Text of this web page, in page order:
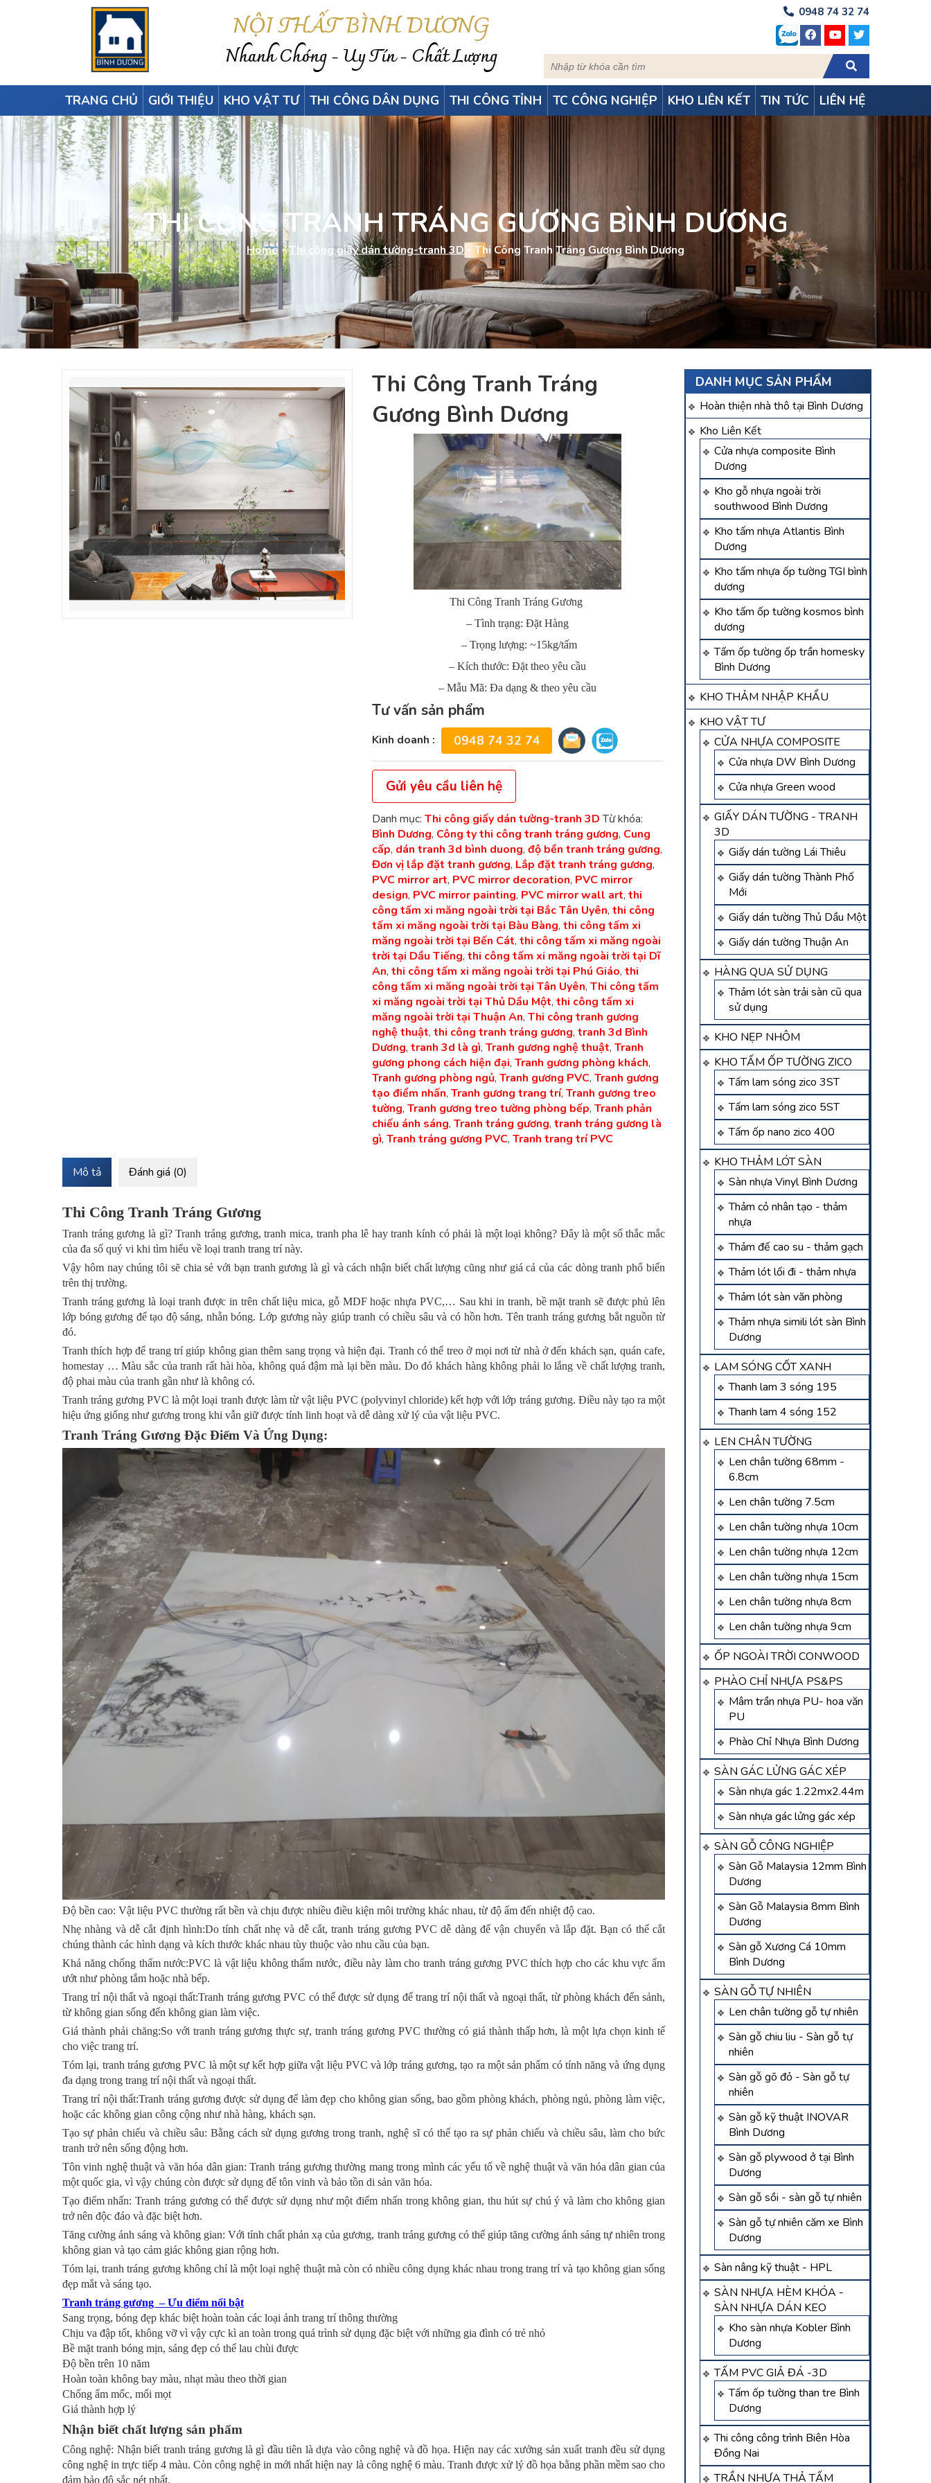
NỘI THẤT BÌNH DƯƠNG
Nhanh Chóng - Uy Tín - Chất Lượng
0948 74 32 74
TRANG CHỦ GIỚI THIỆU KHO VẬT TƯ THI CÔNG DÂN DỤNG THI CÔNG TỈNH TC CÔNG NGHIỆP KHO LIÊN KẾT TIN TỨC LIÊN HỆ
THI CÔNG TRANH TRÁNG GƯƠNG BÌNH DƯƠNG
Home -Thi công giấy dán tường-tranh 3D - Thi Công Tranh Tráng Gương Bình Dương
DANH MỤC SẢN PHẨM
Hoàn thiện nhà thô tại Bình Dương
Kho Liên Kết
Cửa nhựa composite Bình
Dương
Kho gỗ nhựa ngoài trời
southwood Bình Dương
Kho tấm nhựa Atlantis Bình
Dương
Kho tấm nhựa ốp tường TGI bình
dương
Kho tấm ốp tường kosmos bình
dương
Tấm ốp tường ốp trần homesky
Bình Dương
KHO THẢM NHẬP KHẨU
KHO VẬT TƯ
CỬA NHỰA COMPOSITE
Cửa nhựa DW Bình Dương
Cửa nhựa Green wood
GIẤY DÁN TƯỜNG - TRANH
3D
Giấy dán tường Lái Thiêu
Giấy dán tường Thành Phố
Mới
Giấy dán tường Thủ Dầu Một
Giấy dán tường Thuận An
HÀNG QUA SỬ DỤNG
Thảm lót sàn trải sàn cũ qua
sử dụng
KHO NẸP NHÔM
KHO TẤM ỐP TƯỜNG ZICO
Tấm lam sóng zico 3ST
Tấm lam sóng zico 5ST
Tấm ốp nano zico 400
KHO THẢM LÓT SÀN
Sàn nhựa Vinyl Bình Dương
Thảm cỏ nhân tạo - thảm
nhựa
Thảm đế cao su - thảm gạch
Thảm lót lối đi - thảm nhựa
Thảm lót sàn văn phòng
Thảm nhựa simili lót sàn Bình
Dương
LAM SÓNG CỐT XANH
Thanh lam 3 sóng 195
Thanh lam 4 sóng 152
LEN CHÂN TƯỜNG
Len chân tường 68mm -
6.8cm
Len chân tường 7.5cm
Len chân tường nhựa 10cm
Len chân tường nhựa 12cm
Len chân tường nhựa 15cm
Len chân tường nhựa 8cm
Len chân tường nhựa 9cm
ỐP NGOÀI TRỜI CONWOOD
PHÀO CHỈ NHỰA PS&PS
Mâm trần nhựa PU- hoa văn
PU
Phào Chỉ Nhựa Bình Dương
SÀN GÁC LỬNG GÁC XÉP
Sàn nhựa gác 1.22mx2.44m
Sàn nhựa gác lửng gác xép
SÀN GỖ CÔNG NGHIỆP
Sàn Gỗ Malaysia 12mm Bình
Dương
Sàn Gỗ Malaysia 8mm Bình
Dương
Sàn gỗ Xương Cá 10mm
Bình Dương
SÀN GỖ TỰ NHIÊN
Len chân tường gỗ tự nhiên
Sàn gỗ chiu liu - Sàn gỗ tự
nhiên
Sàn gỗ gõ đỏ - Sàn gỗ tự
nhiên
Sàn gỗ kỹ thuật INOVAR
Bình Dương
Sàn gỗ plywood ở tại Bình
Dương
Sàn gỗ sồi - sàn gỗ tự nhiên
Sàn gỗ tự nhiên căm xe Bình
Dương
Sàn nâng kỹ thuật - HPL
SÀN NHỰA HÈM KHÓA -
SÀN NHỰA DÁN KEO
Kho sàn nhựa Kobler Bình
Dương
TẤM PVC GIẢ ĐÁ -3D
Tấm ốp tường than tre Bình
Dương
Thi công công trình Biên Hòa
Đồng Nai
TRẦN NHỰA THẢ TẤM
Thi Công Tranh Tráng
Gương Bình Dương
Thi Công Tranh Tráng Gương
– Tình trạng: Đặt Hàng
– Trọng lượng: ~15kg/tấm
– Kích thước: Đặt theo yêu cầu
– Mẫu Mã: Đa dạng & theo yêu cầu
Tư vấn sản phẩm
Kinh doanh : 0948 74 32 74
Gửi yêu cầu liên hệ
Danh mục: Thi công giấy dán tường-tranh 3D Từ khóa:
Bình Dương, Công ty thi công tranh tráng gương, Cung
cấp, dán tranh 3d bình duong, độ bền tranh tráng gương,
Đơn vị lắp đặt tranh gương, Lắp đặt tranh tráng gương,
PVC mirror art, PVC mirror decoration, PVC mirror
design, PVC mirror painting, PVC mirror wall art, thi
công tấm xi măng ngoài trời tại Bắc Tân Uyên, thi công
tấm xi măng ngoài trời tại Bàu Bàng, thi công tấm xi
măng ngoài trời tại Bến Cát, thi công tấm xi măng ngoài
trời tại Dầu Tiếng, thi công tấm xi măng ngoài trời tại Dĩ
An, thi công tấm xi măng ngoài trời tại Phú Giáo, thi
công tấm xi măng ngoài trời tại Tân Uyên, Thi công tấm
xi măng ngoài trời tại Thủ Dầu Một, thi công tấm xi
măng ngoài trời tại Thuận An, Thi công tranh gương
nghệ thuật, thi công tranh tráng gương, tranh 3d Bình
Dương, tranh 3d là gì, Tranh gương nghệ thuật, Tranh
gương phong cách hiện đại, Tranh gương phòng khách,
Tranh gương phòng ngủ, Tranh gương PVC, Tranh gương
tạo điểm nhấn, Tranh gương trang trí, Tranh gương treo
tường, Tranh gương treo tường phòng bếp, Tranh phản
chiếu ánh sáng, Tranh tráng gương, tranh tráng gương là
gì, Tranh tráng gương PVC, Tranh trang trí PVC
Mô tả Đánh giá (0)
Thi Công Tranh Tráng Gương
Tranh tráng gương là gì? Tranh tráng gương, tranh mica, tranh pha lê hay tranh kính có phải là một loại không? Đây là một số thắc mắc
của đa số quý vi khi tìm hiểu về loại tranh trang trí này.
Vậy hôm nay chúng tôi sẽ chia sẻ với bạn tranh gương là gì và cách nhận biết chất lượng cũng như giá cả của các dòng tranh phổ biến
trên thị trường.
Tranh tráng gương là loại tranh được in trên chất liệu mica, gỗ MDF hoặc nhựa PVC,… Sau khi in tranh, bề mặt tranh sẽ được phủ lên
lớp bóng gương để tạo độ sáng, nhẵn bóng. Lớp gương này giúp tranh có chiều sâu và có hồn hơn. Tên tranh tráng gương bắt nguồn từ
đó.
Tranh thích hợp để trang trí giúp không gian thêm sang trọng và hiện đại. Tranh có thể treo ở mọi nơi từ nhà ở đến khách sạn, quán cafe,
homestay … Màu sắc của tranh rất hài hòa, không quá đậm mà lại bền màu. Do đó khách hàng không phải lo lắng về chất lượng tranh,
độ phai màu của tranh gần như là không có.
Tranh tráng gương PVC là một loại tranh được làm từ vật liệu PVC (polyvinyl chloride) kết hợp với lớp tráng gương. Điều này tạo ra một
hiệu ứng giống như gương trong khi vẫn giữ được tính linh hoạt và dễ dàng xử lý của vật liệu PVC.
Tranh Tráng Gương Đặc Điểm Và Ứng Dụng:
Độ bền cao: Vật liệu PVC thường rất bền và chịu được nhiều điều kiện môi trường khác nhau, từ độ ẩm đến nhiệt độ cao.
Nhẹ nhàng và dễ cắt định hình:Do tính chất nhẹ và dễ cắt, tranh tráng gương PVC dễ dàng để vận chuyển và lắp đặt. Bạn có thể cắt
chúng thành các hình dạng và kích thước khác nhau tùy thuộc vào nhu cầu của bạn.
Khả năng chống thấm nước:PVC là vật liệu không thấm nước, điều này làm cho tranh tráng gương PVC thích hợp cho các khu vực ẩm
ướt như phòng tắm hoặc nhà bếp.
Trang trí nội thất và ngoại thất:Tranh tráng gương PVC có thể được sử dụng để trang trí nội thất và ngoại thất, từ phòng khách đến sảnh,
từ không gian sống đến không gian làm việc.
Giá thành phải chăng:So với tranh tráng gương thực sự, tranh tráng gương PVC thường có giá thành thấp hơn, là một lựa chọn kinh tế
cho việc trang trí.
Tóm lại, tranh tráng gương PVC là một sự kết hợp giữa vật liệu PVC và lớp tráng gương, tạo ra một sản phẩm có tính năng và ứng dụng
đa dạng trong trang trí nội thất và ngoại thất.
Trang trí nội thất:Tranh tráng gương được sử dụng để làm đẹp cho không gian sống, bao gồm phòng khách, phòng ngủ, phòng làm việc,
hoặc các không gian công cộng như nhà hàng, khách sạn.
Tạo sự phản chiếu và chiều sâu: Bằng cách sử dụng gương trong tranh, nghệ sĩ có thể tạo ra sự phản chiếu và chiều sâu, làm cho bức
tranh trở nên sống động hơn.
Tôn vinh nghệ thuật và văn hóa dân gian: Tranh tráng gương thường mang trong mình các yếu tố về nghệ thuật và văn hóa dân gian của
một quốc gia, vì vậy chúng còn được sử dụng để tôn vinh và bảo tồn di sản văn hóa.
Tạo điểm nhấn: Tranh tráng gương có thể được sử dụng như một điểm nhấn trong không gian, thu hút sự chú ý và làm cho không gian
trở nên độc đáo và đặc biệt hơn.
Tăng cường ánh sáng và không gian: Với tính chất phản xạ của gương, tranh tráng gương có thể giúp tăng cường ánh sáng tự nhiên trong
không gian và tạo cảm giác không gian rộng hơn.
Tóm lại, tranh tráng gương không chỉ là một loại nghệ thuật mà còn có nhiều công dụng khác nhau trong trang trí và tạo không gian sống
đẹp mắt và sáng tạo.
Tranh tráng gương – Ưu điểm nổi bật
Sang trọng, bóng đẹp khác biệt hoàn toàn các loại ảnh trang trí thông thường
Chịu va đập tốt, không vỡ vì vậy cực kì an toàn trong quá trình sử dụng đặc biệt với những gia đình có trẻ nhỏ
Bề mặt tranh bóng mịn, sáng đẹp có thể lau chùi được
Độ bền trên 10 năm
Hoàn toàn không bay màu, nhạt màu theo thời gian
Chống ẩm mốc, mối mọt
Giá thành hợp lý
Nhận biết chất lượng sản phẩm
Công nghệ: Nhận biết tranh tráng gương là gì đầu tiên là dựa vào công nghệ và đồ họa. Hiện nay các xưởng sản xuất tranh đều sử dụng
công nghệ in trực tiếp 4 màu. Còn công nghệ in mới nhất hiện nay là công nghệ 6 màu. Tranh được xử lý đồ họa bằng phần mềm sao cho
đảm bảo độ sắc nét nhất.